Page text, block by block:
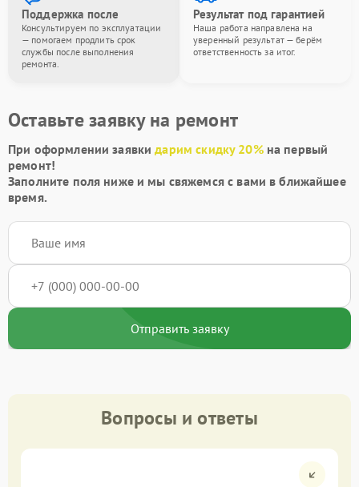
Поддержка после
Консультируем по эксплуатации
— помогаем продлить срок
службы после выполнения
ремонта.
Результат под гарантией
Наша работа направлена на
уверенный результат — берём
ответственность за итог.
Оставьте заявку на ремонт
При оформлении заявкидарим скидку 20%на первый
ремонт!
Заполните поля ниже и мы свяжемся с вами в ближайшее
время.
Отправить заявку
Вопросы и ответы